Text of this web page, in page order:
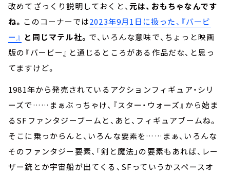
改めてざっくり説明しておくと、元は、おもちゃなんです
ね。 このコーナーでは2023年9月1日に扱った、『バービ
ー』 と同じマテル社。 で、いろんな意味で、ちょっと映画
版の『バービー』と通じるところがある作品だな、と思っ
てますけど。
1981年から発売されているアクションフィギュア・シリ
ーズで……まぁぶっちゃけ、『スター・ウォーズ』から始ま
るSFファンタジーブームと、あと、フィギュアブームね。
そこに乗っからんと、いろんな要素を……まぁ、いろんな
そのファンタジー要素、「剣と魔法」の要素もあれば、レー
ザー銃とか宇宙船が出てくる、SFっていうかスペースオ